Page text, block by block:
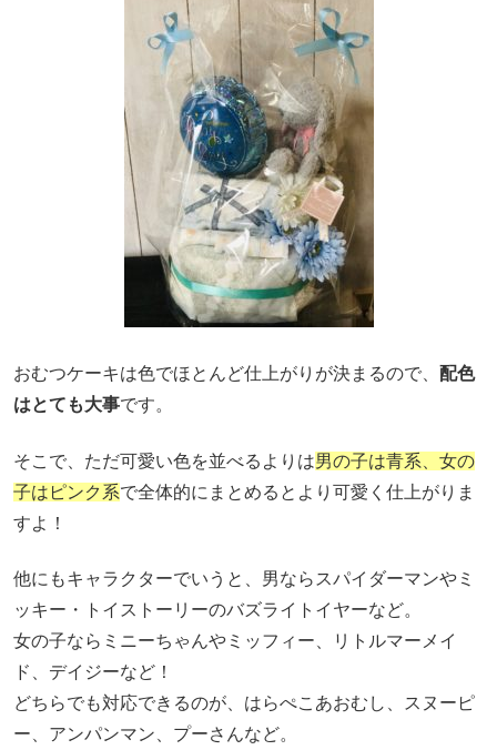
おむつケーキは色でほとんど仕上がりが決まるので、 配色
はとても大事です。
そこで、ただ可愛い色を並べるよりは男の子は青系、女の
子はピンク系で全体的にまとめるとより可愛く仕上がりま
すよ！
他にもキャラクターでいうと、男ならスパイダーマンやミ
ッキー・トイストーリーのバズライトイヤーなど。
女の子ならミニーちゃんやミッフィー、リトルマーメイ
ド、デイジーなど！
どちらでも対応できるのが、はらぺこあおむし、スヌーピ
ー、アンパンマン、プーさんなど。